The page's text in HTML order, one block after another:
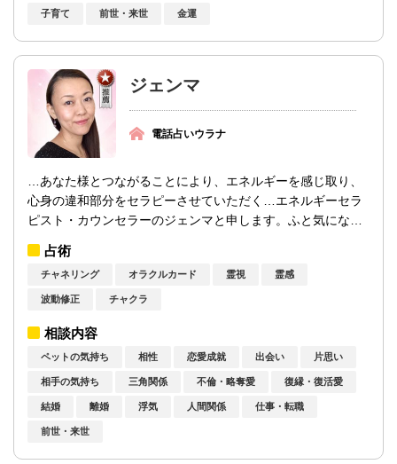
子育て 前世・来世 金運
ジェンマ
電話占いウラナ
…あなた様とつながることにより、エネルギーを感じ取り、
心身の違和部分をセラピーさせていただく…エネルギーセラ
ピスト・カウンセラーのジェンマと申します。ふと気になっ
占術
チャネリング オラクルカード 霊視 霊感
波動修正 チャクラ
相談内容
ペットの気持ち 相性 恋愛成就 出会い 片思い
相手の気持ち 三角関係 不倫・略奪愛 復縁・復活愛
結婚 離婚 浮気 人間関係 仕事・転職
前世・来世